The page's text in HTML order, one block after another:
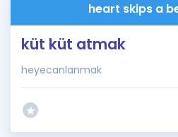
İngilizce Gramer
heart skips a
küt küt atmak
heyecanlanmak